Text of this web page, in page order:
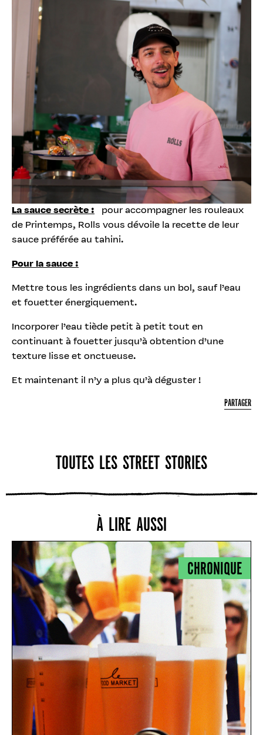
La sauce secrète : pour accompagner les rouleaux
de Printemps, Rolls vous dévoile la recette de leur
sauce préférée au tahini.
Pour la sauce :
Mettre tous les ingrédients dans un bol, sauf l’eau
et fouetter énergiquement.
Incorporer l’eau tiède petit à petit tout en
continuant à fouetter jusqu’à obtention d’une
texture lisse et onctueuse.
Et maintenant il n’y a plus qu’à déguster !
PARTAGER
TOUTES LES STREET STORIES
À LIRE AUSSI
CHRONIQUE